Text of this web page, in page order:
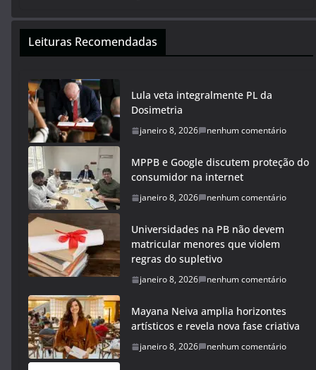
Leituras Recomendadas
Lula veta integralmente PL da
Dosimetria
janeiro 8, 2026 nenhum comentário
MPPB e Google discutem proteção do
consumidor na internet
janeiro 8, 2026 nenhum comentário
Universidades na PB não devem
matricular menores que violem
regras do supletivo
janeiro 8, 2026 nenhum comentário
Mayana Neiva amplia horizontes
artísticos e revela nova fase criativa
janeiro 8, 2026 nenhum comentário